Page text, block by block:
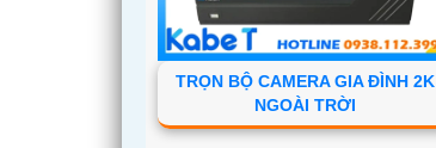
TRỌN BỘ CAMERA GIA ĐÌNH 2K
NGOÀI TRỜI